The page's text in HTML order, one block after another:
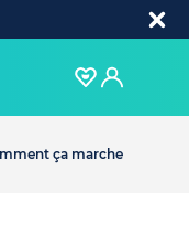
ça marche